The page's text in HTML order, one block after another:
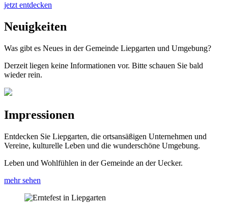
jetzt entdecken
Neuigkeiten
Was gibt es Neues in der Gemeinde Liepgarten und Umgebung?
Derzeit liegen keine Informationen vor. Bitte schauen Sie bald
wieder rein.
Impressionen
Entdecken Sie Liepgarten, die ortsansäßigen Unternehmen und
Vereine, kulturelle Leben und die wunderschöne Umgebung.
Leben und Wohlfühlen in der Gemeinde an der Uecker.
mehr sehen